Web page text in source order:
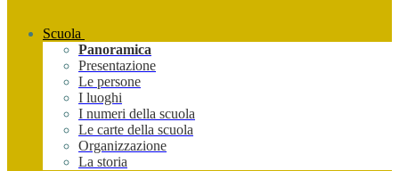
Scuola
Panoramica
Presentazione
Le persone
I luoghi
I numeri della scuola
Le carte della scuola
Organizzazione
La storia